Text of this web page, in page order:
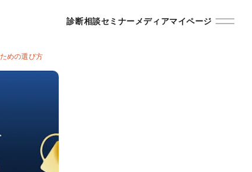
診断相談セミナーメディアマイページ
めの選び方